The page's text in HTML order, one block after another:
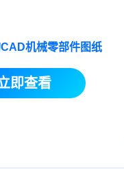
机械零部件图纸
即查看